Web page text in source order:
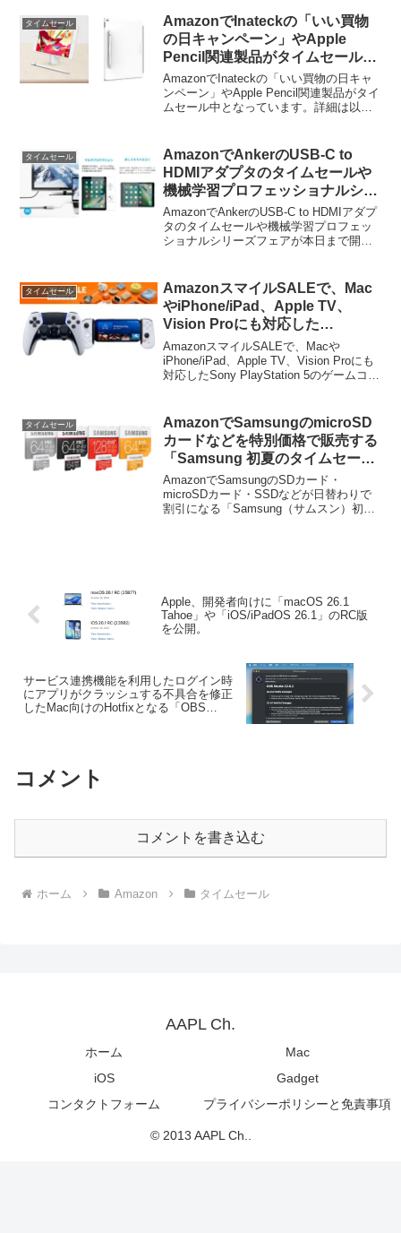
タイムセール
AmazonでInateckの「いい買物
の日キャンペーン」やApple
Pencil関連製品がタイムセール
中。
AmazonでInateckの「いい買物の日キャ
ンペーン」やApple Pencil関連製品がタイ
ムセール中となっています。詳細は以下
ドやインナーケ...
タイムセール
AmazonでAnkerのUSB-C to
HDMIアダプタのタイムセールや
機械学習プロフェッショナルシリ
ーズフェアが本日まで開催中。
AmazonでAnkerのUSB-C to HDMIアダプ
タのタイムセールや機械学習プロフェッ
ショナルシリーズフェアが本日まで開催
タイムセール
AmazonスマイルSALEで、Mac
やiPhone/iPad、Apple TV、
Vision Proにも対応した
DualSense/DualSense Edgeワ
イヤレスコントローラーや
BACKBONE Oneがタイムセール
AmazonスマイルSALEで、Macや
iPhone/iPad、Apple TV、Vision Proにも
対応したSony PlayStation 5のゲームコン
iOS/iPadOS 16.4、tvOS 16.4で追加サポ
ートされた「DualSense Edge ワイヤレ
スコントローラー」がタイムセールとな
っています。
タイムセール
AmazonでSamsungのmicroSD
カードなどを特別価格で販売する
「Samsung 初夏のタイムセール
祭り 2016」が開催中。
AmazonでSamsungのSDカード・
microSDカード・SSDなどが日替わりで
割引になる「Samsung（サムスン）初夏
Apple、開発者向けに「macOS 26.1
Tahoe」や「iOS/iPadOS 26.1」のRC版
を公開。
サービス連携機能を利用したログイン時
にアプリがクラッシュする不具合を修正
したMac向けのHotfixとなる「OBS
コメント
コメントを書き込む
ホーム Amazon タイムセール
AAPL Ch.
ホーム
Mac
iOS
Gadget
コンタクトフォーム
プライバシーポリシーと免責事項
© 2013 AAPL Ch..